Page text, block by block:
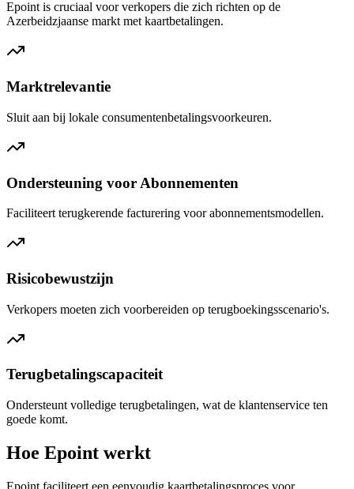
Epoint is cruciaal voor verkopers die zich richten op de
Azerbeidzjaanse markt met kaartbetalingen.
Marktrelevantie
Sluit aan bij lokale consumentenbetalingsvoorkeuren.
Ondersteuning voor Abonnementen
Faciliteert terugkerende facturering voor abonnementsmodellen.
Risicobewustzijn
Verkopers moeten zich voorbereiden op terugboekingsscenario's.
Terugbetalingscapaciteit
Ondersteunt volledige terugbetalingen, wat de klantenservice ten
goede komt.
Hoe Epoint werkt
Epoint faciliteert een eenvoudig kaartbetalingsproces voor